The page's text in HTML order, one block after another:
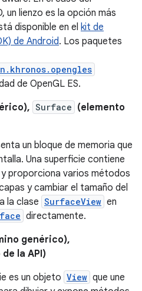
un lienzo es la opción más
disponible en el kit de
de Android. Los paquetes
de OpenGL ES.
Surface (elemento
un bloque de memoria que
Una superficie contiene
y proporciona varios métodos
y cambiar el tamaño del
la clase SurfaceView en
directamente.
genérico),
la API)
es un objeto View que une